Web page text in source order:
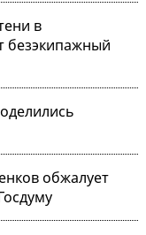
в
безэкипажный
обжалует